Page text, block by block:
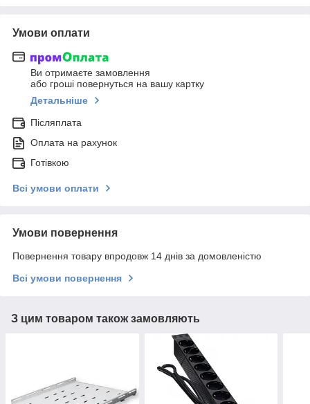
Умови оплати
Ви отримаєте замовлення
або гроші повернуться на вашу картку
Детальніше
Післяплата
Оплата на рахунок
Готівкою
Всі умови оплати
Умови повернення
Повернення товару впродовж 14 днів за домовленістю
Всі умови повернення
З цим товаром також замовляють